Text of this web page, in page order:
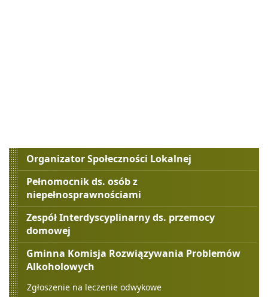
Menu
boczne
Organizator Społeczności Lokalnej
Pełnomocnik ds. osób z
niepełnosprawnościami
Zespół Interdyscyplinarny ds. przemocy
domowej
Gminna Komisja Rozwiązywania Problemów
Alkoholowych
Zgłoszenie na leczenie odwykowe